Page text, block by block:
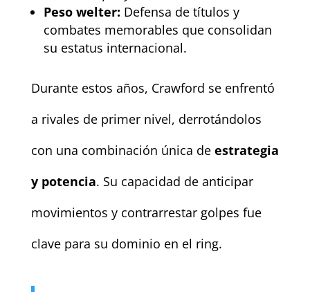
Peso welter: Defensa de títulos y
combates memorables que consolidan
su estatus internacional.
Durante estos años, Crawford se enfrentó
a rivales de primer nivel, derrotándolos
con una combinación única de estrategia
y potencia. Su capacidad de anticipar
movimientos y contrarrestar golpes fue
clave para su dominio en el ring.